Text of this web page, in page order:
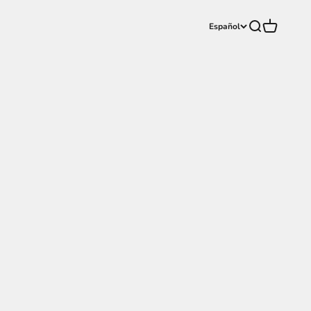
Español Buscar
Carrito